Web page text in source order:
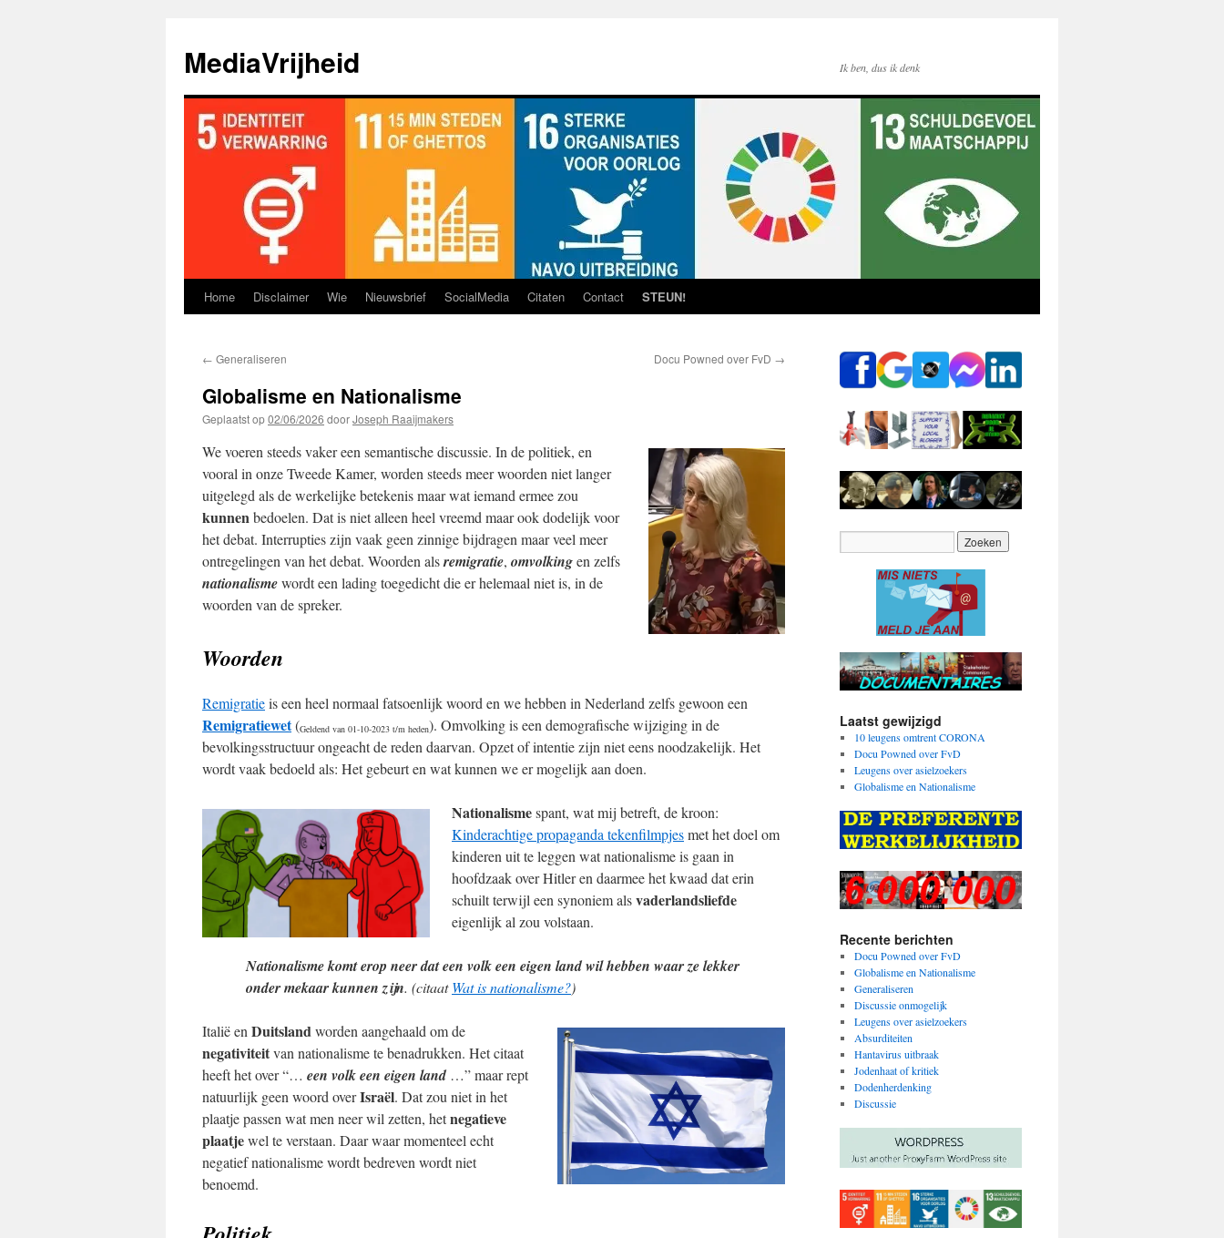
de
inhoud
MediaVrijheid Ik ben, dus ik denk
Home Disclaimer Wie Nieuwsbrief SocialMedia Citaten Contact STEUN!
← Generaliseren Docu Powned over FvD →
Globalisme en Nationalisme
Geplaatst op02/06/2026 doorJoseph Raaijmakers
We voeren steeds vaker een semantische discussie. In de politiek, en
vooral in onze Tweede Kamer, worden steeds meer woorden niet langer
uitgelegd als de werkelijke betekenis maar wat iemand ermee zou
kunnenbedoelen. Dat is niet alleen heel vreemd maar ook dodelijk voor
het debat. Interrupties zijn vaak geen zinnige bijdragen maar veel meer
ontregelingen van het debat. Woorden alsremigratie, omvolkingen zelfs
nationalismewordt een lading toegedicht die er helemaal niet is, in de
woorden van de spreker.
Woorden
Remigratieis een heel normaal fatsoenlijk woord en we hebben in Nederland zelfs gewoon een
Remigratiewet(Geldend van 01-10-2023 t/m heden). Omvolking is een demografische wijziging in de
bevolkingsstructuur ongeacht de reden daarvan. Opzet of intentie zijn niet eens noodzakelijk. Het
wordt vaak bedoeld als: Het gebeurt en wat kunnen we er mogelijk aan doen.
Nationalismespant, wat mij betreft, de kroon:
Kinderachtige propaganda tekenfilmpjesmet het doel om
kinderen uit te leggen wat nationalisme is gaan in
hoofdzaak over Hitler en daarmee het kwaad dat erin
schuilt terwijl een synoniem alsvaderlandsliefde
eigenlijk al zou volstaan.
Nationalisme komt erop neer dat een volk een eigen land wil hebben waar ze lekker
onder mekaar kunnen zijn. (citaatWat is nationalisme?)
Italië en Duitslandworden aangehaald om de
negativiteitvan nationalisme te benadrukken. Het citaat
heeft het over “… een volk een eigen land…” maar rept
natuurlijk geen woord overIsraël. Dat zou niet in het
plaatje passen wat men neer wil zetten, hetnegatieve
plaatjewel te verstaan. Daar waar momenteel echt
negatief nationalisme wordt bedreven wordt niet
benoemd.
Laatst gewijzigd
10 leugens omtrent CORONA
Docu Powned over FvD
Leugens over asielzoekers
Globalisme en Nationalisme
Recente berichten
Docu Powned over FvD
Globalisme en Nationalisme
Generaliseren
Discussie onmogelijk
Leugens over asielzoekers
Absurditeiten
Hantavirus uitbraak
Jodenhaat of kritiek
Dodenherdenking
Discussie